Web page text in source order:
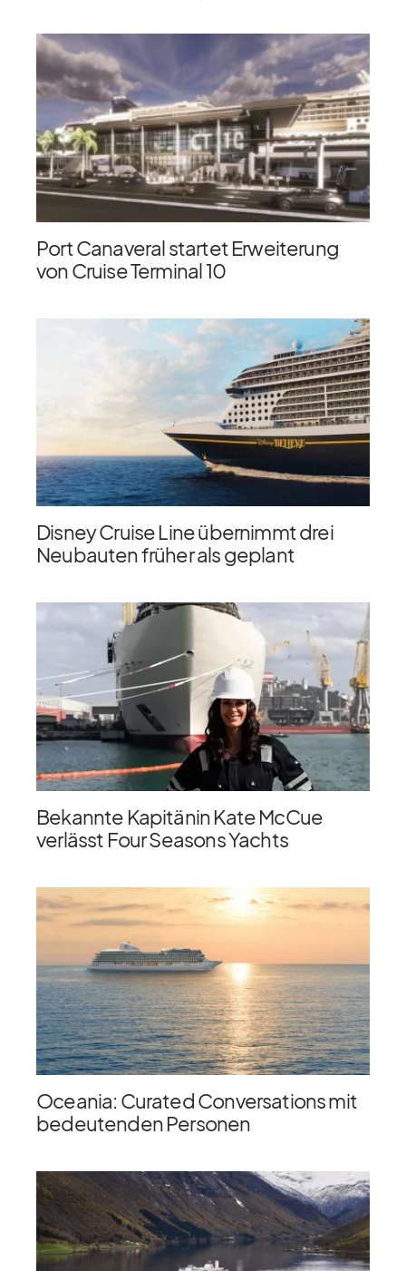
Port Canaveral startet Erweiterung
von Cruise Terminal 10
Disney Cruise Line übernimmt drei
Neubauten früher als geplant
Bekannte Kapitänin Kate McCue
verlässt Four Seasons Yachts
Oceania: Curated Conversations mit
bedeutenden Personen